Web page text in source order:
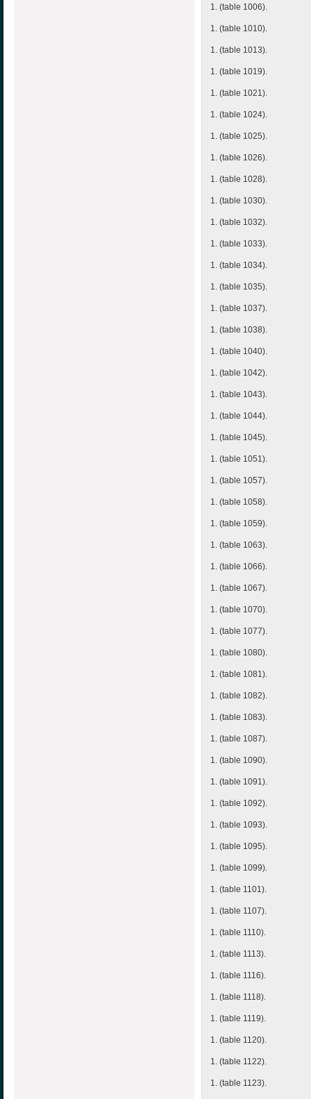
1. (table 1006).
1. (table 1010).
1. (table 1013).
1. (table 1019).
1. (table 1021).
1. (table 1024).
1. (table 1025).
1. (table 1026).
1. (table 1028).
1. (table 1030).
1. (table 1032).
1. (table 1033).
1. (table 1034).
1. (table 1035).
1. (table 1037).
1. (table 1038).
1. (table 1040).
1. (table 1042).
1. (table 1043).
1. (table 1044).
1. (table 1045).
1. (table 1051).
1. (table 1057).
1. (table 1058).
1. (table 1059).
1. (table 1063).
1. (table 1066).
1. (table 1067).
1. (table 1070).
1. (table 1077).
1. (table 1080).
1. (table 1081).
1. (table 1082).
1. (table 1083).
1. (table 1087).
1. (table 1090).
1. (table 1091).
1. (table 1092).
1. (table 1093).
1. (table 1095).
1. (table 1099).
1. (table 1101).
1. (table 1107).
1. (table 1110).
1. (table 1113).
1. (table 1116).
1. (table 1118).
1. (table 1119).
1. (table 1120).
1. (table 1122).
1. (table 1123).